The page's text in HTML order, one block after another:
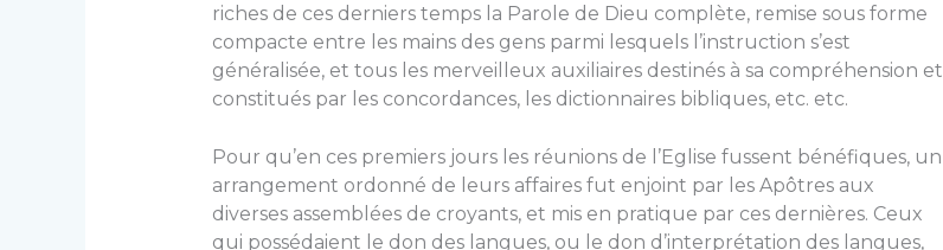
riches de ces derniers temps la Parole de Dieu complète, remise sous forme
compacte entre les mains des gens parmi lesquels l’instruction s’est
généralisée, et tous les merveilleux auxiliaires destinés à sa compréhension et
constitués par les concordances, les dictionnaires bibliques, etc. etc.
Pour qu’en ces premiers jours les réunions de l’Eglise fussent bénéfiques, un
arrangement ordonné de leurs affaires fut enjoint par les Apôtres aux
diverses assemblées de croyants, et mis en pratique par ces dernières. Ceux
qui possédaient le don des langues, ou le don d’interprétation des langues,